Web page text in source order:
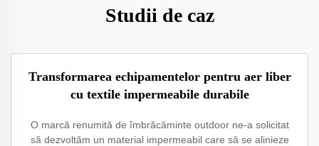
Studii de caz
Transformarea echipamentelor pentru aer liber
cu textile impermeabile durabile
O marcă renumită de îmbrăcăminte outdoor ne-a solicitat
să dezvoltăm un material impermeabil care să se alinieze